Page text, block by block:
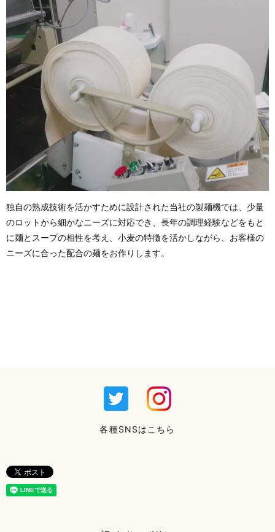
独自の熟成技術を活かすために設計された当社の製麺機では、少量
のロットから細かなニーズに対応でき、長年の調理経験などをもと
に麺とスープの相性を考え、小麦の特徴を活かしながら、お客様の
ニーズに合った配合の麺をお作りします。
各種SNSはこちら